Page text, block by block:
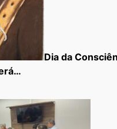
Dia da